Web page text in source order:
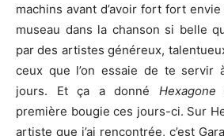
machins avant d’avoir fort fort
museau dans la chanson si belle
par des artistes généreux,
ceux que l’on essaie de te servir
jours. Et ça a donné Hexagone
première bougie ces jours-ci. Sur
artiste que j’ai rencontrée, c’est